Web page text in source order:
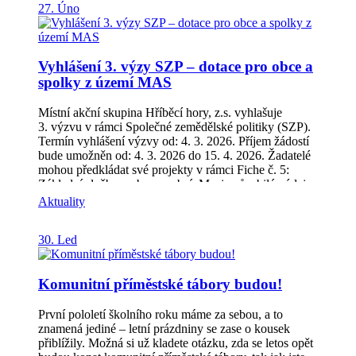
https://poznejte.hribecihory.cz/komunitni-tabory/ Pokud
víte o dalších rodičích, kteří řeší letní program pro děti,
pošlete jim tento příspěvek.
27. Úno
Vyhlášení 3. výzy SZP – dotace pro obce a
spolky z území MAS
Místní akční skupina Hříběcí hory, z.s. vyhlašuje
3. výzvu v rámci Společné zemědělské politiky (SZP).
Termín vyhlášení výzvy od: 4. 3. 2026. Příjem žádostí
bude umožněn od: 4. 3. 2026 do 15. 4. 2026. Žadatelé
mohou předkládat své projekty v rámci Fiche č. 5:
Základní služby a obnova obcí. Mezi způsobilé výdaje
patří nákup vybavení a stavební úpravy v těchto
oblastech: Kulturní, spolková a společenská zařízení,
knihoven Drobná infrastruktura a základní služby –
zastávky veřejné dopravy, hřbitovy, dětská hřiště a
technika včetně zázemí Drobné památky místního
památek místního významu)Školská zařízení (zařízení
školního stravování, školní sportoviště/tělocvičny a
venkovní prostory) Základní informace k výzvě:
Aktuality
30. Led
Komunitní příměstské tábory budou!
První pololetí školního roku máme za sebou, a to
znamená jediné – letní prázdniny se zase o kousek
přiblížily. Možná si už kladete otázku, zda se letos opět